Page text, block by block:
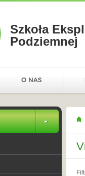
Szkoła
Podziemnej